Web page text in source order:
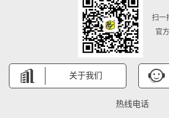
扫一
官
关于我们
热线电话